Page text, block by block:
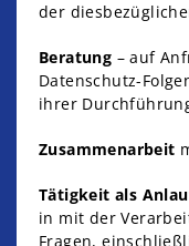
der
Beratung – auf
Datenschutz-
ihrer
Zusammenarbeit
Tätigkeit als
in mit der
Fragen,